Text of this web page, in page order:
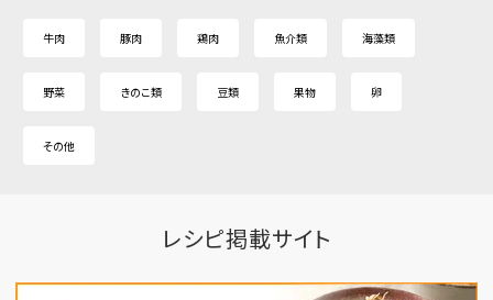
牛肉 豚肉 鶏肉 魚介類 海藻類
野菜 きのこ類 豆類 果物 卵
その他
レシピ掲載サイト